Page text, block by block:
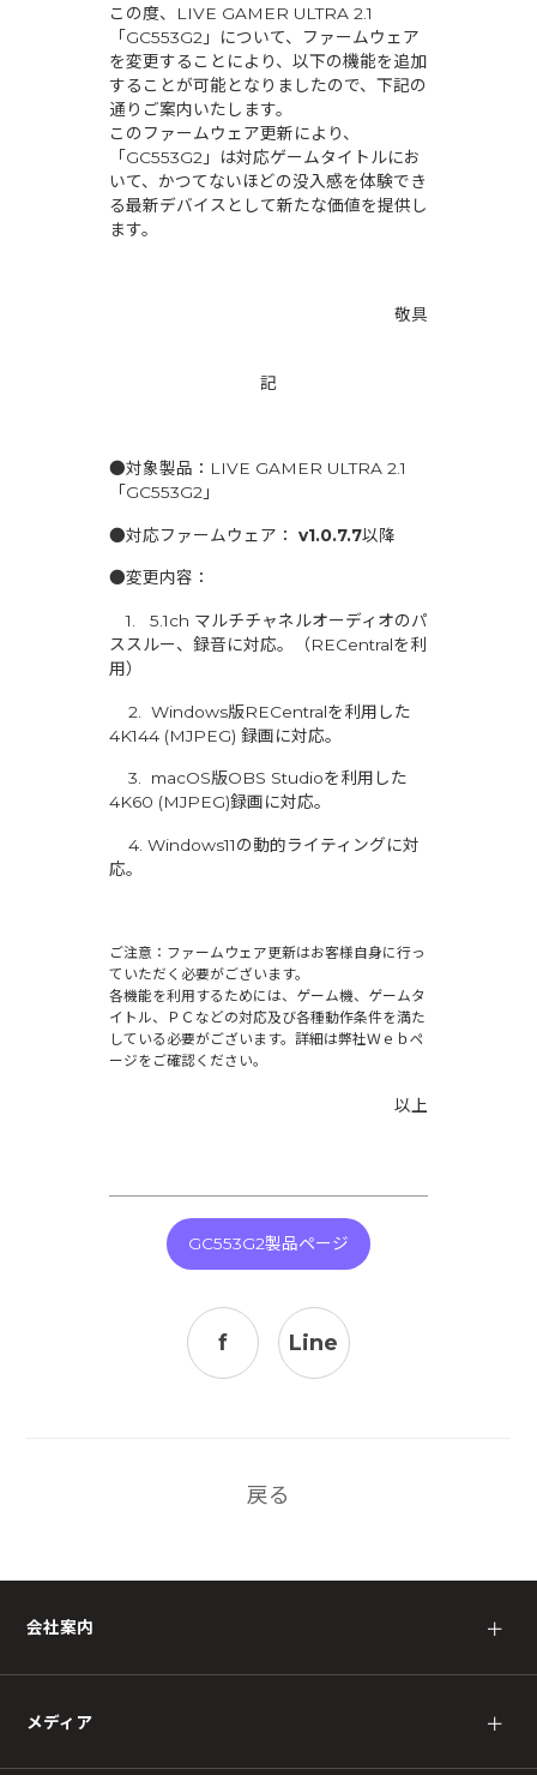
この度、LIVE GAMER ULTRA 2.1
「GC553G2」について、ファームウェア
を変更することにより、以下の機能を追加
することが可能となりましたので、下記の
通りご案内いたします。
このファームウェア更新により、
「GC553G2」は対応ゲームタイトルにお
いて、かつてないほどの没入感を体験でき
る最新デバイスとして新たな価値を提供し
ます。
敬具
記
●対象製品：LIVE GAMER ULTRA 2.1
「GC553G2」
●対応ファームウェア： v1.0.7.7以降
●変更内容：
1. 5.1ch マルチチャネルオーディオのパ
ススルー、録音に対応。（RECentralを利
用）
2. Windows版RECentralを利用した
4K144 (MJPEG) 録画に対応。
3. macOS版OBS Studioを利用した
4K60 (MJPEG)録画に対応。
4. Windows11の動的ライティングに対
応。
ご注意：ファームウェア更新はお客様自身に行っ
ていただく必要がございます。
各機能を利用するためには、ゲーム機、ゲームタ
イトル、ＰＣなどの対応及び各種動作条件を満た
している必要がございます。詳細は弊社Ｗｅｂペ
ージをご確認ください。
以上
GC553G2製品ページ
f Line
戻る
会社案内 ＋
メディア ＋